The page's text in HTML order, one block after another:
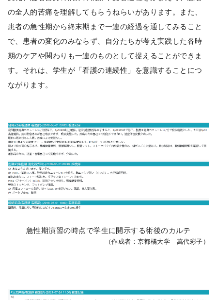
の全人的苦痛を理解してもらうねらいがあります。また、
患者の急性期から終末期まで一連の経過を通してみること
で、患者の変化のみならず、自分たちが考え実践した各時
期のケアや関わりも一連のものとして捉えることができま
す。それは、学生が「看護の連続性」を意識することにつ
ながります。
急性期演習の時点で学生に開示する術後のカルテ
（作成者：京都橘大学 萬代彩子）